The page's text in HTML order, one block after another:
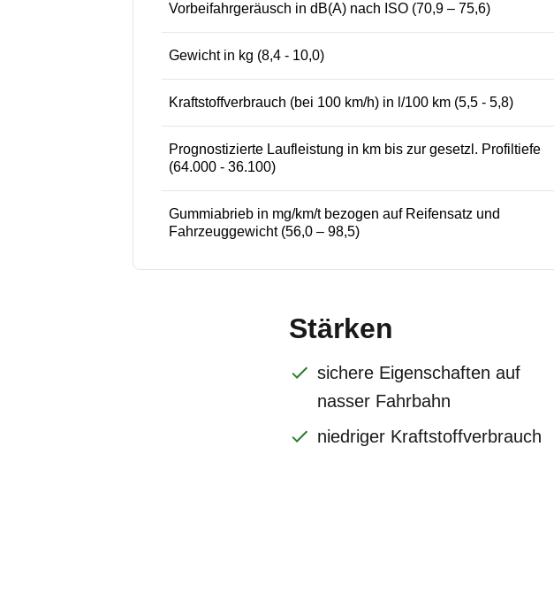
Vorbeifahrgeräusch in dB(A) nach ISO (70,9 – 75,6)
Gewicht in kg (8,4 - 10,0)
Kraftstoffverbrauch (bei 100 km/h) in l/100 km (5,5 - 5,8)
Prognostizierte Laufleistung in km bis zur gesetzl. Profiltiefe
(64.000 - 36.100)
Gummiabrieb in mg/km/t bezogen auf Reifensatz und
Fahrzeuggewicht (56,0 – 98,5)
Stärken
sichere Eigenschaften auf
nasser Fahrbahn
niedriger Kraftstoffverbrauch